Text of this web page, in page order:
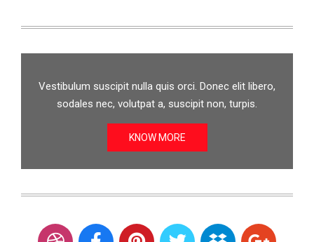
Vestibulum suscipit nulla quis orci. Donec elit libero,
sodales nec, volutpat a, suscipit non, turpis.
KNOW MORE